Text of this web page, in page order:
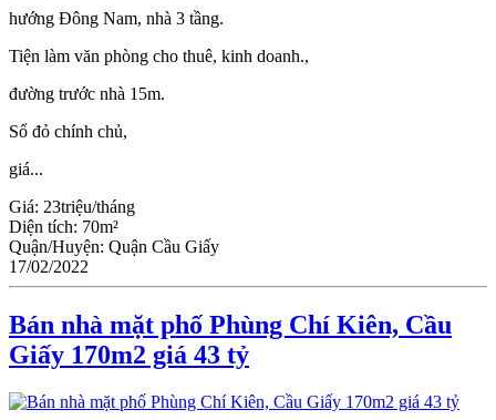
hướng Đông Nam, nhà 3 tầng.
Tiện làm văn phòng cho thuê, kinh doanh.,
đường trước nhà 15m.
Sổ đỏ chính chủ,
giá...
Giá: 23triệu/tháng
Diện tích: 70m²
Quận/Huyện: Quận Cầu Giấy
17/02/2022
Bán nhà mặt phố Phùng Chí Kiên, Cầu
Giấy 170m2 giá 43 tỷ